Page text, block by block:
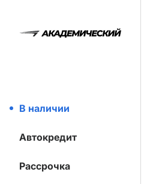
В наличии
Автокредит
Рассрочка